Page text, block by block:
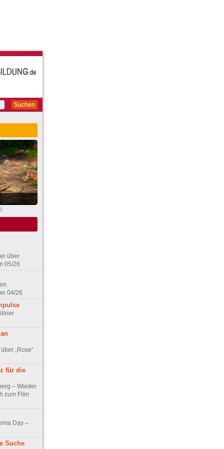
Suchen
über
05/26
04/26
„Rose“
für die
– Wieder
zum Film
Day –
Suche